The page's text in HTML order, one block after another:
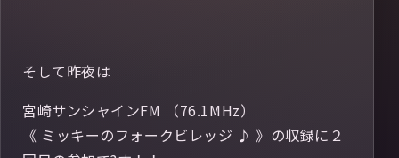
そして昨夜は
宮崎サンシャインFM （76.1MHz）
《 ミッキーのフォークビレッジ ♪ 》の収録に２